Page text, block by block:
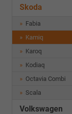
Skoda
Fabia
Kamiq
Karoq
Kodiaq
Octavia Combi
Scala
Volkswagen